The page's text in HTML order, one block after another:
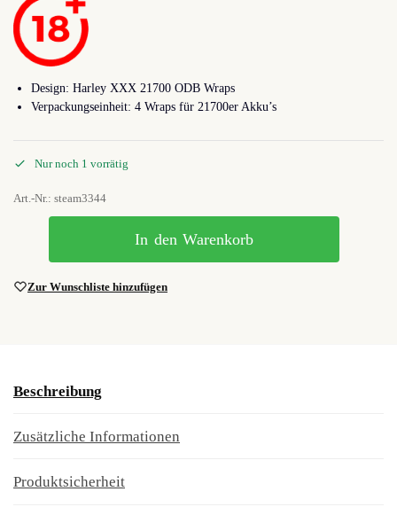
Design: Harley XXX 21700 ODB Wraps
Verpackungseinheit: 4 Wraps für 21700er Akku’s
Nur noch 1 vorrätig
Art.-Nr.: steam3344
In den Warenkorb
Zur Wunschliste hinzufügen
Beschreibung
Zusätzliche Informationen
Produktsicherheit